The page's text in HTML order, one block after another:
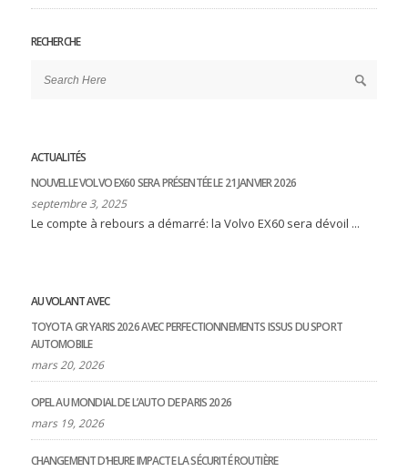
RECHERCHE
ACTUALITÉS
NOUVELLE VOLVO EX60 SERA PRÉSENTÉE LE 21 JANVIER 2026
septembre 3, 2025
Le compte à rebours a démarré: la Volvo EX60 sera dévoil ...
AU VOLANT AVEC
TOYOTA GR YARIS 2026 AVEC PERFECTIONNEMENTS ISSUS DU SPORT
AUTOMOBILE
mars 20, 2026
OPEL AU MONDIAL DE L’AUTO DE PARIS 2026
mars 19, 2026
CHANGEMENT D’HEURE IMPACTE LA SÉCURITÉ ROUTIÈRE